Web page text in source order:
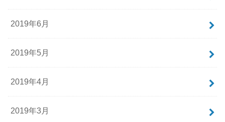
2019年6月
2019年5月
2019年4月
2019年3月